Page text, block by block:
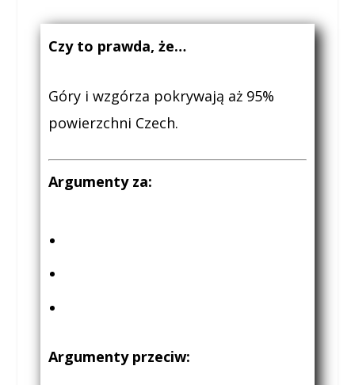
Czy to prawda, że…
Góry i wzgórza pokrywają aż 95%
powierzchni Czech.
Argumenty za:
Argumenty przeciw: